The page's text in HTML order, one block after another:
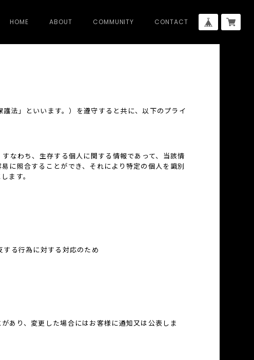
HOME ABOUT COMMUNITY CONTACT
法」といいます。）を遵守すると共に、以下のプライ
なわち、生存する個人に関する情報であって、当該情
に照合することができ、それにより特定の個人を識別
ます。
する行為に対する対応のため
あり、変更した場合にはお客様に通知又は公表しま